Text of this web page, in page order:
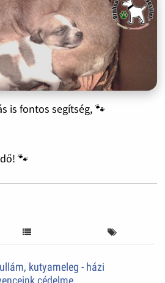
is fontos segítség, 🐾
🐾
kutyameleg - házi
cédelme